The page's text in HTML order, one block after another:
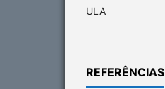
ULA
REFERÊNCIAS